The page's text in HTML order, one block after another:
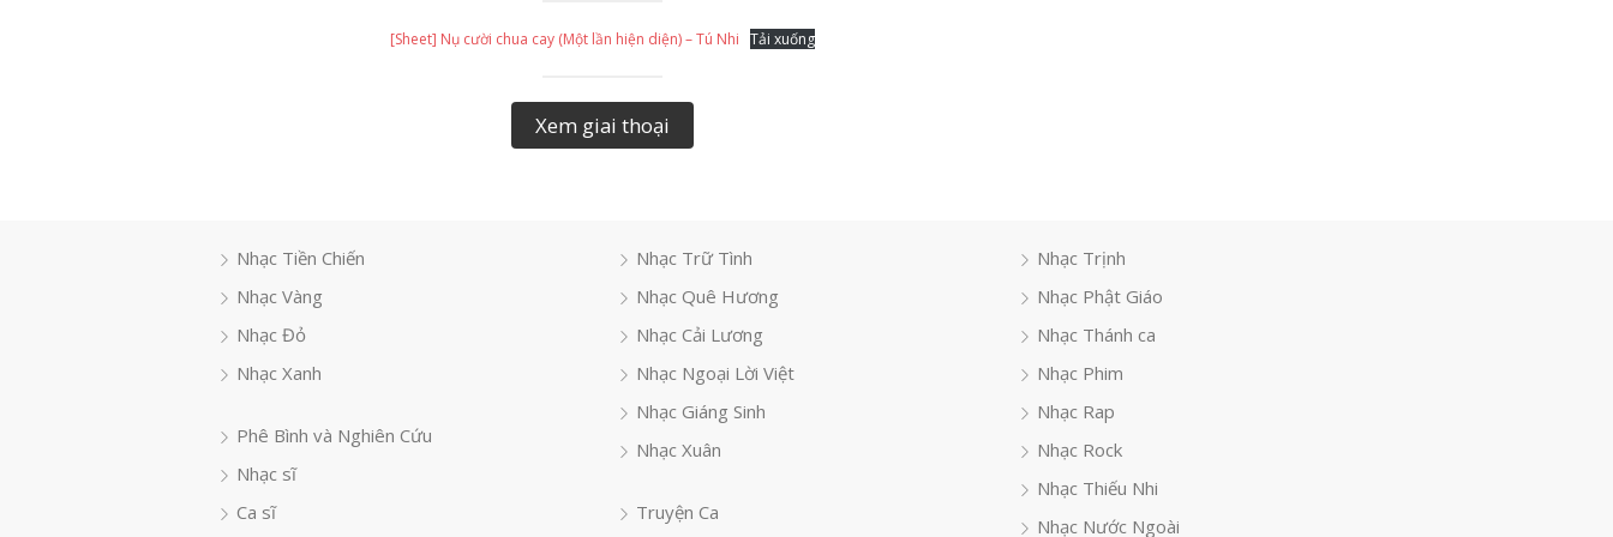
[Sheet] Nụ cười chua cay (Một lần hiện diện) – Tú Nhi Tải xuống
Xem giai thoại
Nhạc Tiền Chiến
Nhạc Vàng
Nhạc Đỏ
Nhạc Xanh
Phê Bình và Nghiên Cứu
Nhạc sĩ
Ca sĩ
Nhạc Trữ Tình
Nhạc Quê Hương
Nhạc Cải Lương
Nhạc Ngoại Lời Việt
Nhạc Giáng Sinh
Nhạc Xuân
Truyện Ca
Nhạc Trịnh
Nhạc Phật Giáo
Nhạc Thánh ca
Nhạc Phim
Nhạc Rap
Nhạc Rock
Nhạc Thiếu Nhi
Nhạc Nước Ngoài